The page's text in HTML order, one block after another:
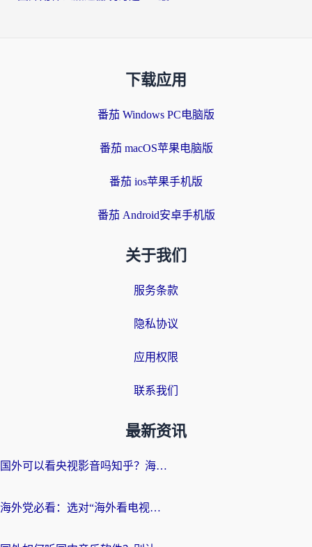
下载应用
番茄 Windows PC电脑版
番茄 macOS苹果电脑版
番茄 ios苹果手机版
番茄 Android安卓手机版
关于我们
服务条款
隐私协议
应用权限
联系我们
最新资讯
国外可以看央视影音吗知乎？海外党亲测有效的回国加速方案
海外党必看：选对“海外看电视剧软件”，再也不用愁国内剧刷不了